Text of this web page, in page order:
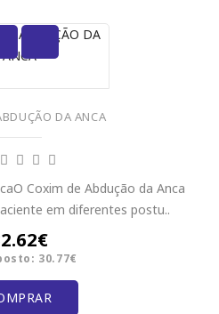
DA ANCA
Coxim de Abdução da Anca
em diferentes postu..
30.77€